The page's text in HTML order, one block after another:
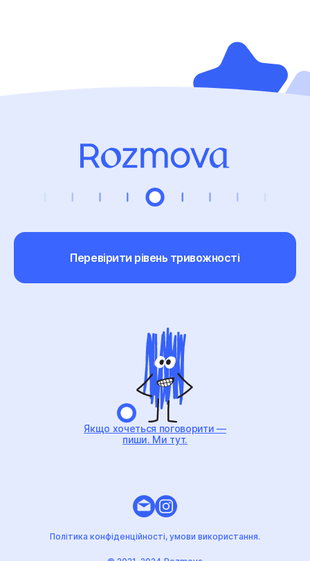
Перевірити рівень тривожності
Політика конфіденційності, умови використання.
Якщо хочеться поговорити —
пиши. Ми тут.